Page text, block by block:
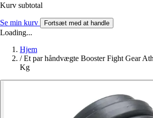
Kurv subtotal
Se min kurv Fortsæt med at handle
Loading...
Hjem
/ Et par håndvægte Booster Fight Gear
Kg